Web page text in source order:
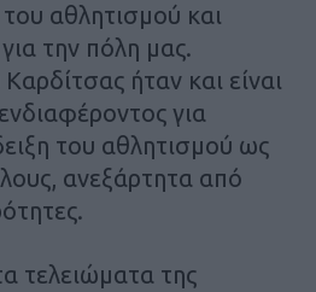
αθλητισμού και
την πόλη μας.
ήταν και είναι
για
του αθλητισμού ως
ανεξάρτητα από
τελειώματα της